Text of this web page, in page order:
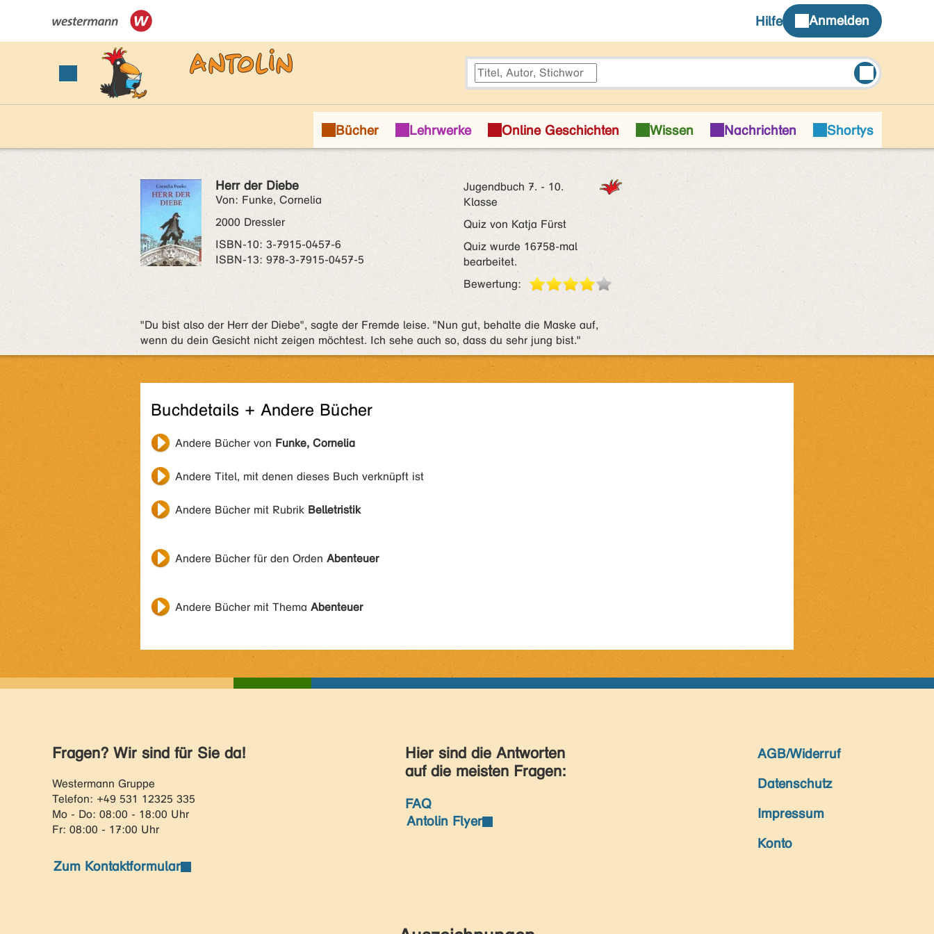
Herr der Diebe
Von: Funke, Cornelia
2000 Dressler
ISBN‑10: 3-7915-0457-6
ISBN‑13: 978-3-7915-0457-5
Jugendbuch 7. - 10.
Klasse
Quiz von Katja Fürst
Quiz wurde 16758-mal
bearbeitet.
Bewertung:
"Du bist also der Herr der Diebe", sagte der Fremde leise. "Nun gut, behalte die Maske auf,
wenn du dein Gesicht nicht zeigen möchtest. Ich sehe auch so, dass du sehr jung bist."
Buchdetails + Andere Bücher
Andere Bücher von Funke, Cornelia
Andere Titel, mit denen dieses Buch verknüpft ist
Andere Bücher mit Rubrik Belletristik
Andere Bücher für den Orden Abenteuer
Andere Bücher mit Thema Abenteuer